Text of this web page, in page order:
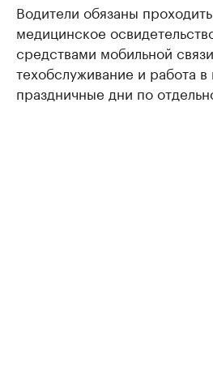
Водители обязаны
медицинское
средствами мобильной
техобслуживание и работа
праздничные дни по